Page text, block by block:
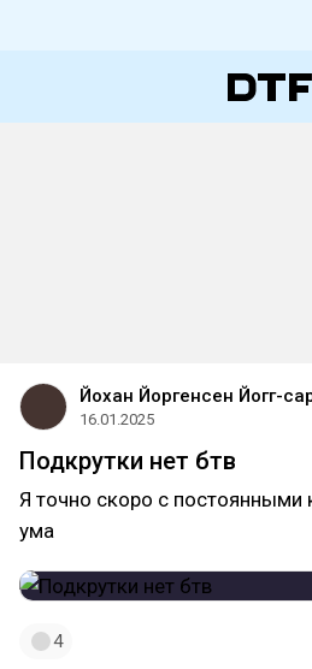
Йохан Йоргенсен Йогг-
16.01.2025
Подкрутки нет бтв
Я точно скоро с постоянными
ума
4